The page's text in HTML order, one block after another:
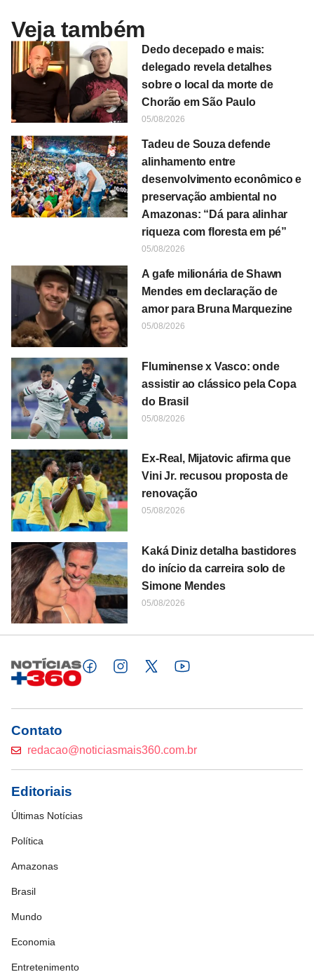
Veja também
Dedo decepado e mais:
delegado revela detalhes
sobre o local da morte de
Chorão em São Paulo
05/08/2026
Tadeu de Souza defende
alinhamento entre
desenvolvimento econômico e
preservação ambiental no
Amazonas: “Dá para alinhar
riqueza com floresta em pé”
05/08/2026
A gafe milionária de Shawn
Mendes em declaração de
amor para Bruna Marquezine
05/08/2026
Fluminense x Vasco: onde
assistir ao clássico pela Copa
do Brasil
05/08/2026
Ex-Real, Mijatovic afirma que
Vini Jr. recusou proposta de
renovação
05/08/2026
Kaká Diniz detalha bastidores
do início da carreira solo de
Simone Mendes
05/08/2026
Contato
redacao@noticiasmais360.com.br
Editoriais
Últimas Notícias
Política
Amazonas
Brasil
Mundo
Economia
Entretenimento